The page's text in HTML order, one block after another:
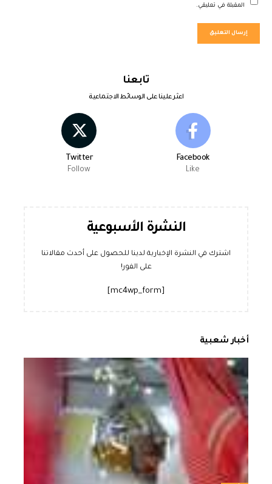
المقبلة في تعليقي.
تابعنا
اعثر علينا على الوسائط الاجتماعية
Facebook
Like
Twitter
Follow
النشرة الأسبوعية
اشترك في النشرة الإخبارية لدينا للحصول على أحدث مقالاتنا
على الفور!
[mc4wp_form]
أخبار شعبية